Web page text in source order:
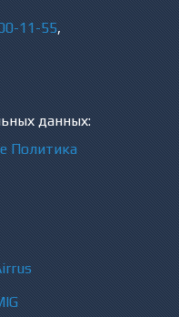
11-55,
данных:
Политика